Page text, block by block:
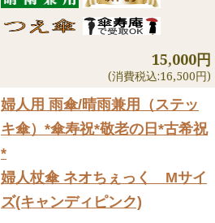
15,000円
(消費税込:16,500円)
婦人用 雨傘/晴雨兼用（ステッ
キ傘） *傘寿祝*敬老の日*古希祝
*
婦人杖傘 ネオちぇっく Mサイ
ズ(キャンディピンク)